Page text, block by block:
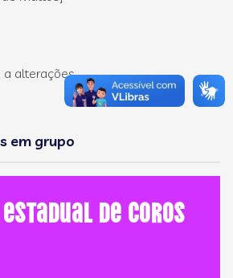
a alterações.
em grupo
de Coros